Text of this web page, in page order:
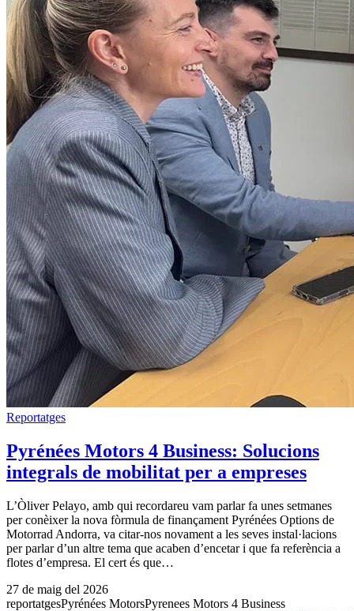
Reportatges
Pyrénées Motors 4 Business: Solucions
integrals de mobilitat per a empreses
L’Òliver Pelayo, amb qui recordareu vam parlar fa unes setmanes
per conèixer la nova fòrmula de finançament Pyrénées Options de
Motorrad Andorra, va citar-nos novament a les seves instal·lacions
per parlar d’un altre tema que acaben d’encetar i que fa referència a
flotes d’empresa. El cert és que…
27 de maig del 2026
reportatgesPyrénées MotorsPyrenees Motors 4 Business